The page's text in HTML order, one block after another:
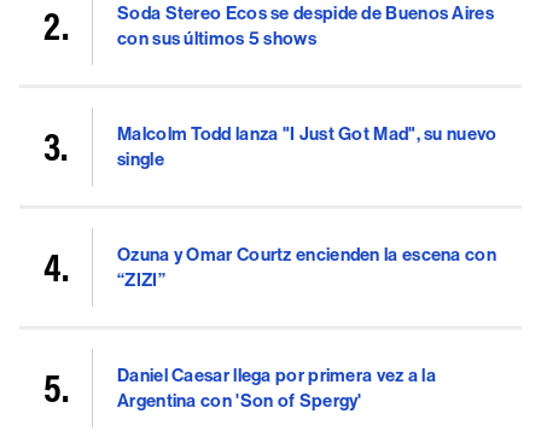
Soda Stereo Ecos se despide de Buenos Aires
con sus últimos 5 shows
Malcolm Todd lanza "I Just Got Mad", su nuevo
single
Ozuna y Omar Courtz encienden la escena con
“ZIZI”
Daniel Caesar llega por primera vez a la
Argentina con 'Son of Spergy'